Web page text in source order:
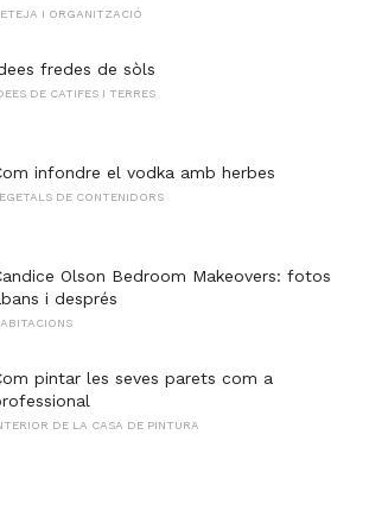
I ORGANITZACIÓ
fredes de sòls
DE CATIFES I TERRES
infondre el vodka amb herbes
DE CONTENIDORS
Olson Bedroom Makeovers: fotos
i després
pintar les seves parets com a
DE LA CASA DE PINTURA